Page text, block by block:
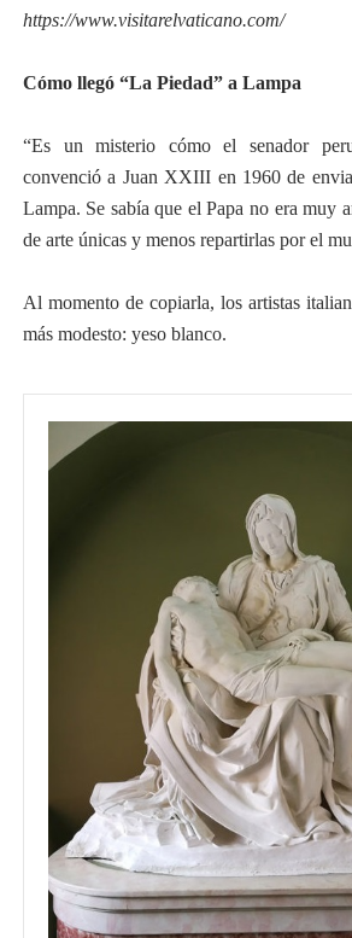
https://www.visitarelvaticano.com/
Cómo llegó “La Piedad” a Lampa
“Es un misterio cómo el senador
convenció a Juan XXIII en 1960 de
Lampa. Se sabía que el Papa no era muy
de arte únicas y menos repartirlas por el
Al momento de copiarla, los artistas
más modesto: yeso blanco.